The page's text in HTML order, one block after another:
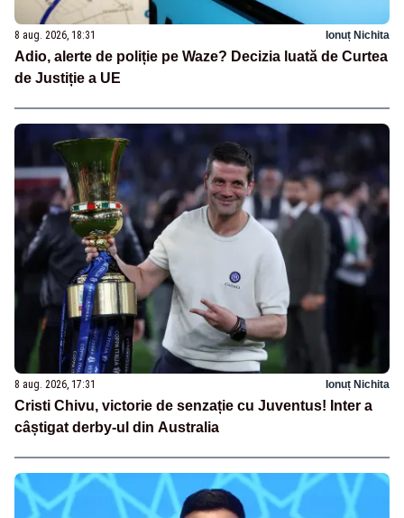
8 aug. 2026, 18:31 Ionuț Nichita
Adio, alerte de poliție pe Waze? Decizia luată de Curtea
de Justiție a UE
8 aug. 2026, 17:31 Ionuț Nichita
Cristi Chivu, victorie de senzație cu Juventus! Inter a
câștigat derby-ul din Australia